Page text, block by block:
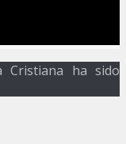
Cristiana ha sido